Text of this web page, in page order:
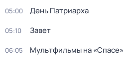
05:00 День Патриарха
05:10 Завет
06:05 Мультфильмы на «Спасе»